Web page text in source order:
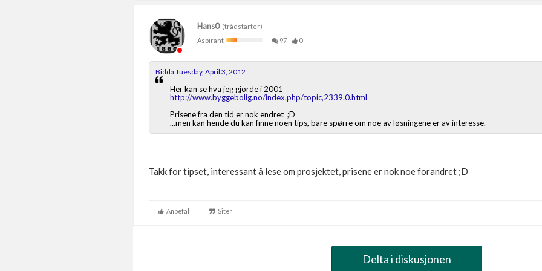
Hans0(trådstarter)
Aspirant
97 0
Bidda Tuesday, April 3, 2012
Her kan se hva jeg gjorde i 2001
http://www.byggebolig.no/index.php/topic,2339.0.html
Prisene fra den tid er nok endret ;D
...men kan hende du kan finne noen tips, bare spørre om noe av løsningene er av interesse.
Takk for tipset, interessant å lese om prosjektet, prisene er nok noe forandret ;D
Anbefal Siter
Delta i diskusjonen